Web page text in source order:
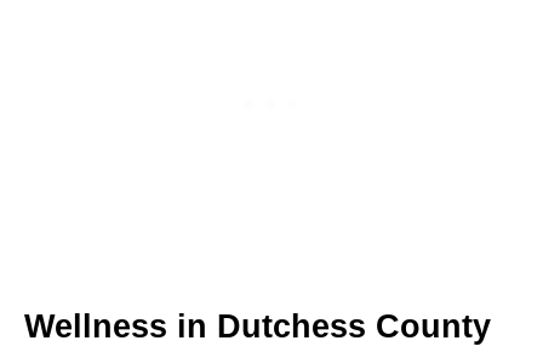
Wellness in Dutchess County